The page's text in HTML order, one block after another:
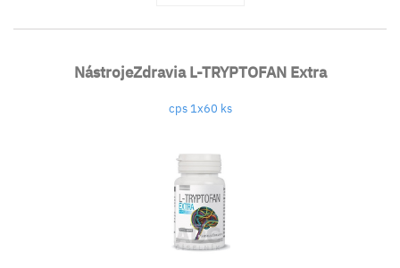
NástrojeZdravia L-TRYPTOFAN Extra
cps 1x60 ks